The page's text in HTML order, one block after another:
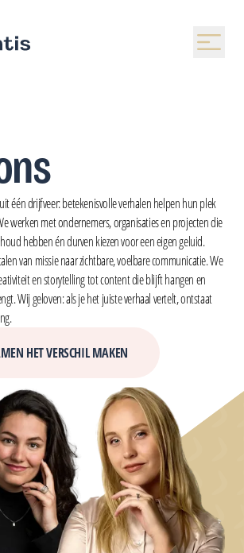
één drijfveer: betekenisvolle verhalen helpen hun plek
werken met ondernemers, organisaties en projecten die
hebben én durven kiezen voor een eigen geluid.
van missie naar zichtbare, voelbare communicatie. We
en storytelling tot content die blijft hangen en
Wij geloven: als je het juiste verhaal vertelt, ontstaat
HET VERSCHIL MAKEN